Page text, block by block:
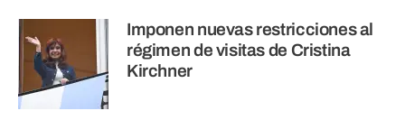
Imponen nuevas restricciones al
régimen de visitas de Cristina
Kirchner